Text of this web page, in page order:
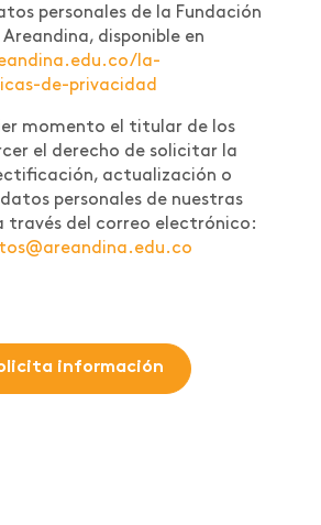
personales de la Fundación
disponible en
la-
de-privacidad
momento el titular de los
el derecho de solicitar la
actualización o
datos personales de nuestras
través del correo electrónico:
información